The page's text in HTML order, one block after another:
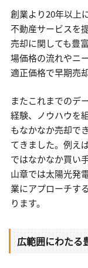
創業より20年以上
不動産サービスを
売却に関しても豊
場価格の流れやニ
適正価格で早期売
またこれまでのデ
経験、ノウハウを
もなかなか売却で
てきました。例え
ではなかなか買い
山章では太陽光発
業にアプローチす
ります。
広範囲にわたる